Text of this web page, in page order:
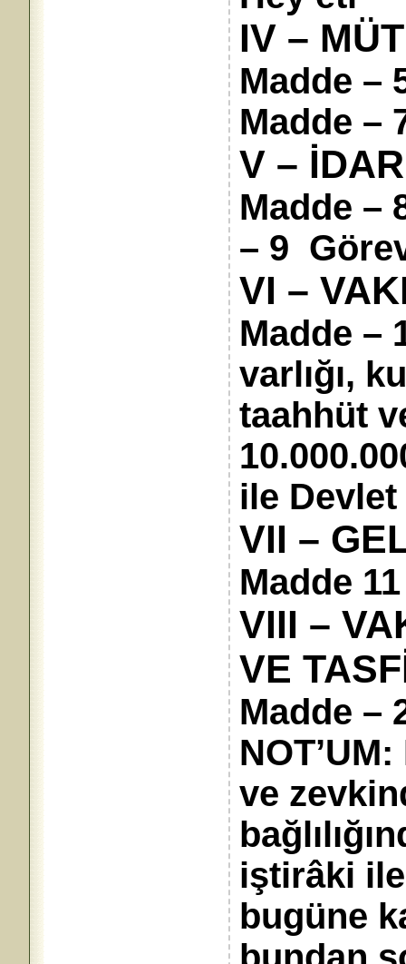
IV –
Madde
Madde –
V –
Madde
– 9
VI –
Madde –
varlığı,
taahhüt
ile Devlet
VII –
Madde
VIII –
VE
Madde –
ve
iştirâki
bugüne